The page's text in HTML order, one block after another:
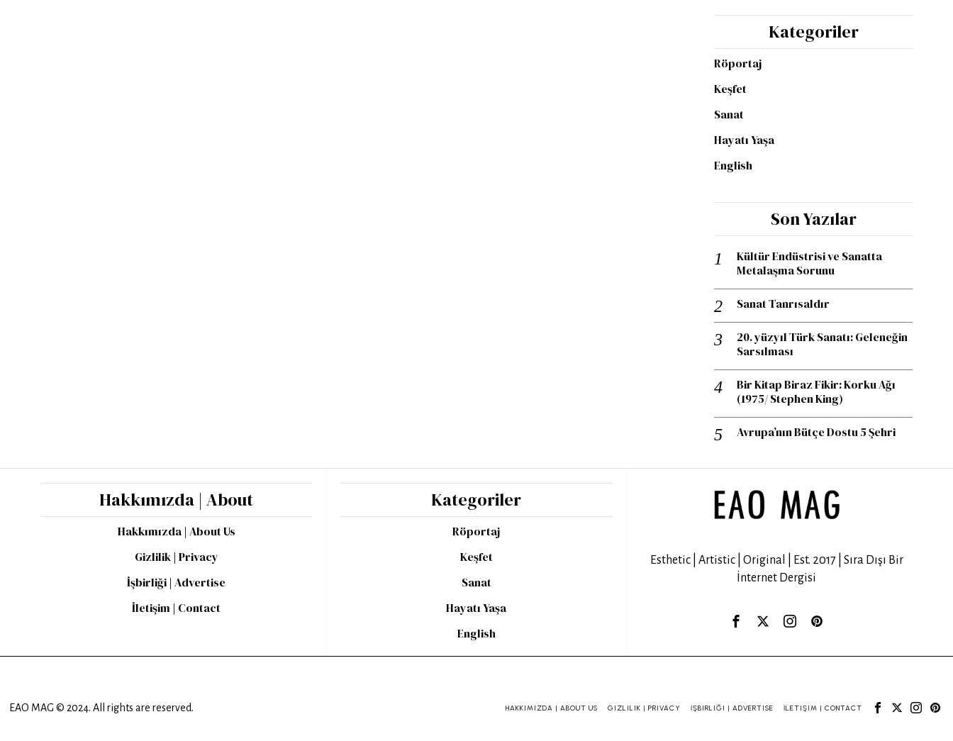
Kategoriler
Röportaj
Keşfet
Sanat
Hayatı Yaşa
English
Son Yazılar
Kültür Endüstrisi ve Sanatta
Metalaşma Sorunu
Sanat Tanrısaldır
20. yüzyıl Türk Sanatı: Geleneğin
Sarsılması
Bir Kitap Biraz Fikir: Korku Ağı
(1975/ Stephen King)
Avrupa’nın Bütçe Dostu 5 Şehri
Hakkımızda | About
Hakkımızda | About Us
Gizlilik | Privacy
İşbirliği | Advertise
İletişim | Contact
Kategoriler
Röportaj
Keşfet
Sanat
Hayatı Yaşa
English
Esthetic | Artistic | Original | Est. 2017 | Sıra Dışı Bir
İnternet Dergisi
EAO MAG © 2024. All rights are reserved. HAKKIMIZDA | ABOUT US GIZLILIK | PRIVACY İŞBIRLIĞI | ADVERTISE İLETIŞIM | CONTACT